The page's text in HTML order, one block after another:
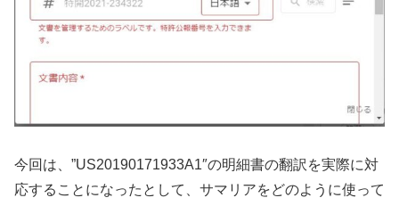
今回は、”US20190171933A1″の明細書の翻訳を実際に対
応することになったとして、サマリアをどのように使って